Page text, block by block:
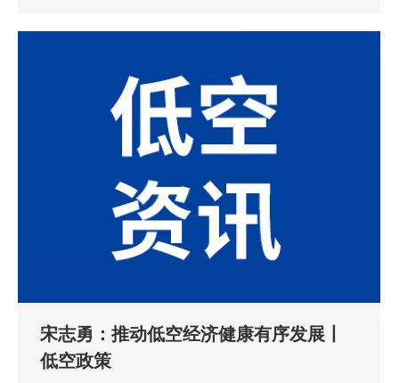
宋志勇：推动低空经济健康有序发展丨
低空政策